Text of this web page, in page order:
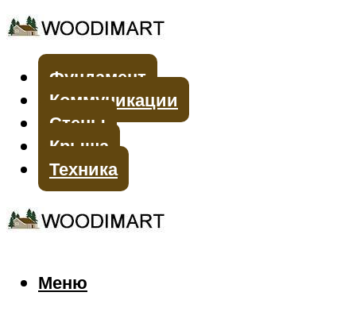
Фундамент
Коммуникации
Стены
Крыша
Техника
Меню
Меню